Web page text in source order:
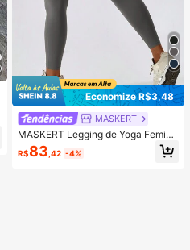
Economize R$3,48
MASKERT
MASKERT Legging de Yoga Femini
na Cintura Alta, Calça Esportiva de
Treino, Academia, Fitness, Corrida,
R$83 ,42 -4%